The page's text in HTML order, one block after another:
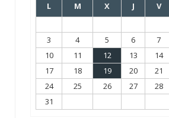
L M X J V
3
4 5 6 7
10
11 12 13 14
17
18 19 20 21
24
25 26 27 28
31